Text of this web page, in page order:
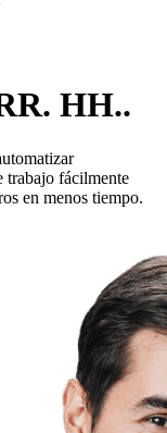
HH..
trabajo fácilmente
en menos tiempo.